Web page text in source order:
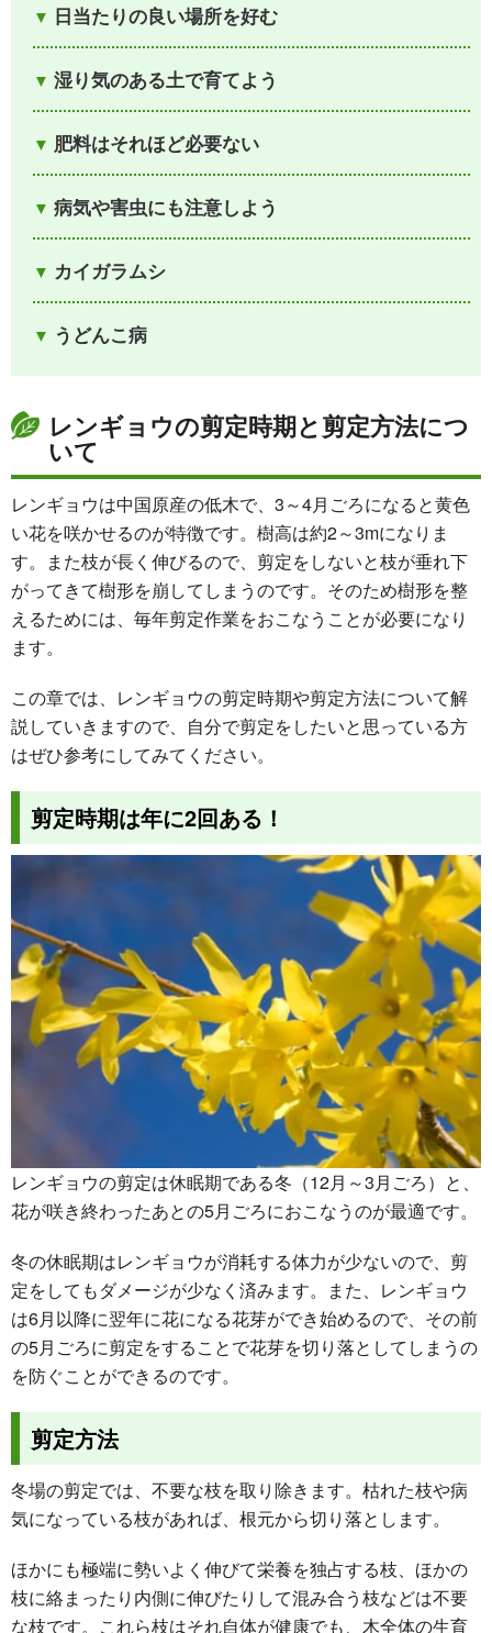
日当たりの良い場所を好む
湿り気のある土で育てよう
肥料はそれほど必要ない
病気や害虫にも注意しよう
カイガラムシ
うどんこ病
レンギョウの剪定時期と剪定方法につ
いて
レンギョウは中国原産の低木で、3～4月ごろになると黄色
い花を咲かせるのが特徴です。樹高は約2～3mになりま
す。また枝が長く伸びるので、剪定をしないと枝が垂れ下
がってきて樹形を崩してしまうのです。そのため樹形を整
えるためには、毎年剪定作業をおこなうことが必要になり
ます。
この章では、レンギョウの剪定時期や剪定方法について解
説していきますので、自分で剪定をしたいと思っている方
はぜひ参考にしてみてください。
剪定時期は年に2回ある！
レンギョウの剪定は休眠期である冬（12月～3月ごろ）と、
花が咲き終わったあとの5月ごろにおこなうのが最適です。
冬の休眠期はレンギョウが消耗する体力が少ないので、剪
定をしてもダメージが少なく済みます。また、レンギョウ
は6月以降に翌年に花になる花芽ができ始めるので、その前
の5月ごろに剪定をすることで花芽を切り落としてしまうの
を防ぐことができるのです。
剪定方法
冬場の剪定では、不要な枝を取り除きます。枯れた枝や病
気になっている枝があれば、根元から切り落とします。
ほかにも極端に勢いよく伸びて栄養を独占する枝、ほかの
枝に絡まったり内側に伸びたりして混み合う枝などは不要
な枝です。これら枝はそれ自体が健康でも、木全体の生育